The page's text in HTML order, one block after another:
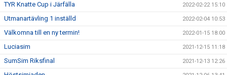
TYR Knatte Cup i Järfälla 2022-02-22 15:10
Utmanartävling 1 inställd 2022-02-04 10:53
Välkomna till en ny termin! 2022-01-15 18:00
Luciasim 2021-12-15 11:18
SumSim Riksfinal 2021-12-13 12:26